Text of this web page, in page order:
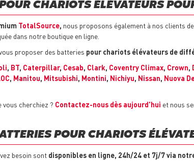
CHARIOTS ÉLÉVATEURS
TotalSource, nous proposons également à nos clients
dans notre boutique en ligne.
proposer des batteries pour chariots élévateurs de
, BT, Caterpillar, Cesab, Clark, Coventry Climax, Crown,
, Manitou, Mitsubishi, Montini, Nichiyu, Nissan, Nuova
vous cherchiez ? Contactez-nous dès aujourd'hui et nous
POUR CHARIOTS
besoin sont disponibles en ligne, 24h/24 et 7j/7 via